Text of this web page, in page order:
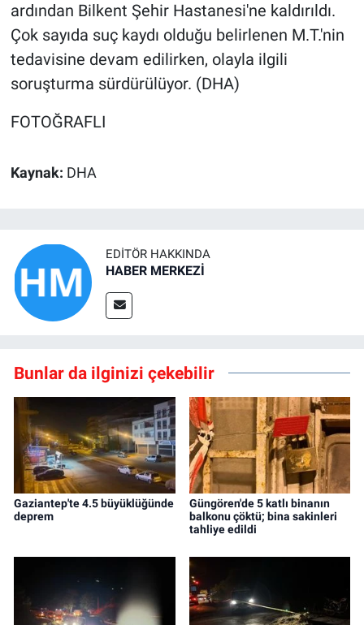
ardından Bilkent Şehir Hastanesi'ne kaldırıldı.
Çok sayıda suç kaydı olduğu belirlenen M.T.'nin
tedavisine devam edilirken, olayla ilgili
soruşturma sürdürülüyor. (DHA)
FOTOĞRAFLI
Kaynak: DHA
EDITÖR HAKKINDA
HABER MERKEZİ
Bunlar da ilginizi çekebilir
Gaziantep'te 4.5 büyüklüğünde
deprem
Güngören'de 5 katlı binanın
balkonu çöktü; bina sakinleri
tahliye edildi